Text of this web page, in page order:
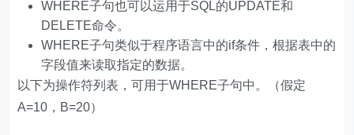
WHERE子句也可以运用于SQL的UPDATE和
DELETE命令。
WHERE子句类似于程序语言中的if条件，根据表中的
字段值来读取指定的数据。
以下为操作符列表，可用于WHERE子句中。（假定
A=10，B=20）